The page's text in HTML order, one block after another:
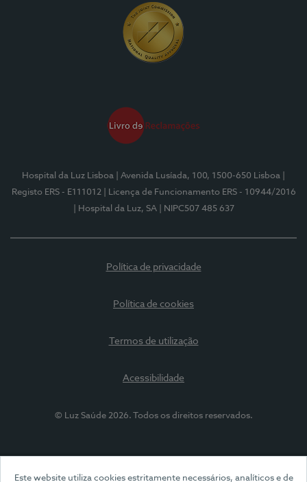
Este website utiliza cookies estritamente necessários, analíticos e de
Hospital da Luz Lisboa | Avenida Lusíada, 100, 1500-650 Lisboa
Registo ERS - E111012
| Licença de Funcionamento ERS - 10944/2016
| Hospital da Luz, SA
| NIPC507 485 637
Política de privacidade
Política de cookies
Termos de utilização
Acessibilidade
© Luz Saúde 2026. Todos os direitos reservados.